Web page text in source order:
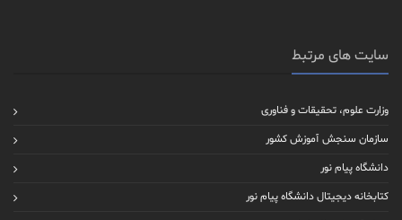
سایت های مرتبط
وزارت علوم، تحقیقات و فناوری
سازمان سنجش آموزش کشور
دانشگاه پیام نور
کتابخانه دیجیتال دانشگاه پیام نور